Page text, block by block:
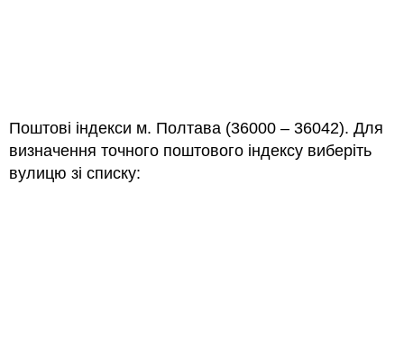
Поштові індекси м. Полтава (36000 – 36042). Для
визначення точного поштового індексу виберіть
вулицю зі списку: